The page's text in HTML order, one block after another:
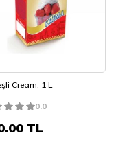
Cream, 1 L
0.0
TL